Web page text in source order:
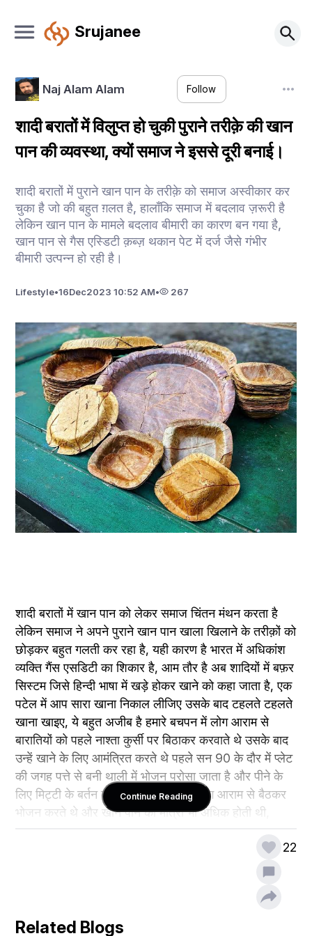
Srujanee
Naj Alam Alam Follow
शादी बरातों में विलुप्त हो चुकी पुराने तरीक़े की खान
पान की व्यवस्था, क्यों समाज ने इससे दूरी बनाई।
शादी बरातों में पुराने खान पान के तरीक़े को समाज अस्वीकार कर
चुका है जो की बहुत ग़लत है, हालाँकि समाज में बदलाव ज़रूरी है
लेकिन खान पान के मामले बदलाव बीमारी का कारण बन गया है,
खान पान से गैस एस्डिटी क़ब्ज़ थकान पेट में दर्ज जैसे गंभीर
बीमारी उत्पन्न हो रही है।
Lifestyle•16Dec2023 10:52 AM• 267
शादी बरातों में खान पान को लेकर समाज चिंतन मंथन करता है
लेकिन समाज ने अपने पुराने खान पान खाला खिलाने के तरीक़ों को
छोड़कर बहुत गलती कर रहा है, यही कारण है भारत में अधिकांश
व्यक्ति गैंस एसडिटी का शिकार है, आम तौर है अब शादियों में बफ़र
सिस्टम जिसे हिन्दी भाषा में खड़े होकर खाने को कहा जाता है, एक
पटेल में आप सारा खाना निकाल लीजिए उसके बाद टहलते टहलते
खाना खाइए, ये बहुत अजीब है हमारे बचपन में लोग आराम से
बारातियों को पहले नाश्ता कुर्सी पर बिठाकर करवाते थे उसके बाद
उन्हें खाने के लिए आमंत्रित करते थे पहले सन 90 के दौर में प्लेट
की जगह पत्ते से बनी थाली में भोजन परोसा जाता है और पीने के
लिए मिट्टी के बर्तन का इस्तेमाल होता था, लोग आराम से बैठकर
भोजन करते थे और खान पान की मात्रा भी अधिक होती थी,
भोजन कराने की लेकिन भोजन पत्ते से बनी थाली में ही परोसा जाता
था, उसके बाद धीरे धीरे समाज ने इससे मुँह मोड़ लिया आज कल
प्लास्टिक का गिलास जिससे पानी पिया जाता है समाज ने उसे
स्वीकार कर लिया जो वर्तमान समय में बीमारी का घर बना हुआ है।
Continue Reading
22
Related Blogs